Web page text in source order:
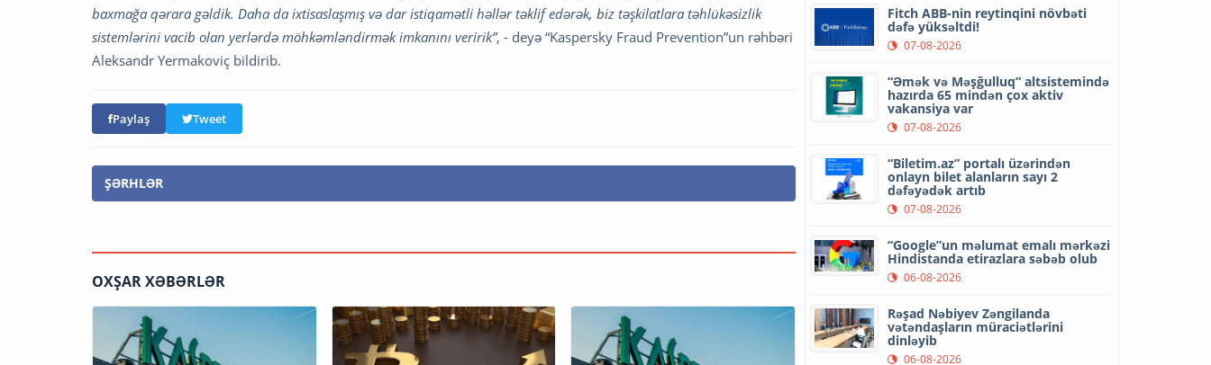
baxmağa qərara gəldik. Daha da ixtisaslaşmış və dar istiqamətli həllər təklif edərək, biz təşkilatlara təhlükəsizlik
sistemlərini vacib olan yerlərdə möhkəmləndirmək imkanını veririk”, - deyə “Kaspersky Fraud Prevention”un rəhbəri
Aleksandr Yermakoviç bildirib.
Paylaş Tweet
ŞƏRHLƏR
OXŞAR XƏBƏRLƏR
Fitch ABB-nin reytinqini növbəti
dəfə yüksəltdi!
07-08-2026
“Əmək və Məşğulluq” altsistemində
hazırda 65 mindən çox aktiv
vakansiya var
07-08-2026
“Biletim.az” portalı üzərindən
onlayn bilet alanların sayı 2
dəfəyədək artıb
07-08-2026
“Google”un məlumat emalı mərkəzi
Hindistanda etirazlara səbəb olub
06-08-2026
Rəşad Nəbiyev Zəngilanda
vətəndaşların müraciətlərini
dinləyib
06-08-2026